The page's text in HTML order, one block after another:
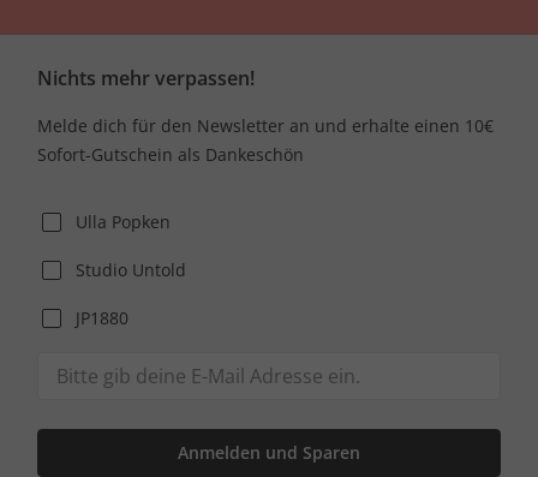
Nichts mehr verpassen!
Melde dich für den Newsletter an und erhalte einen 10€
Sofort-Gutschein als Dankeschön
Ulla Popken
Studio Untold
JP1880
Anmelden und Sparen